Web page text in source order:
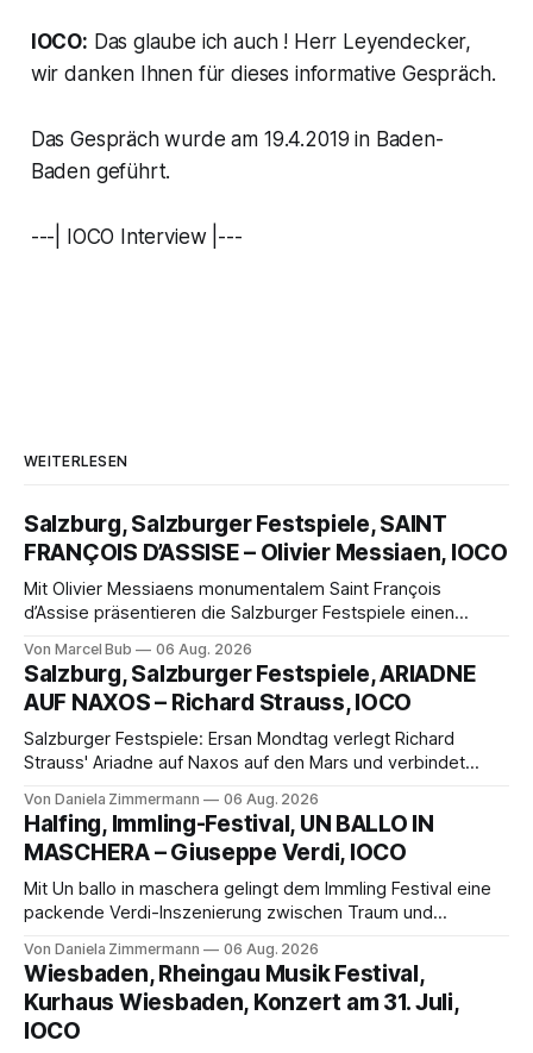
IOCO: Das glaube ich auch ! Herr Leyendecker,
wir danken Ihnen für dieses informative Gespräch.
Das Gespräch wurde am 19.4.2019 in Baden-
Baden geführt.
---| IOCO Interview |---
WEITERLESEN
Salzburg, Salzburger Festspiele, SAINT
FRANÇOIS D’ASSISE – Olivier Messiaen, IOCO
Mit Olivier Messiaens monumentalem Saint François
d’Assise präsentieren die Salzburger Festspiele einen
eine bildgewaltige Inszenierung, Maxime Pascal entfaltet
die komplexe Partitur eindrucksvoll, Philippe Sly berührt als
Franziskus.
Von Marcel Bub 06 Aug. 2026
Salzburg, Salzburger Festspiele, ARIADNE
AUF NAXOS – Richard Strauss, IOCO
Salzburger Festspiele: Ersan Mondtag verlegt Richard
Strauss' Ariadne auf Naxos auf den Mars und verbindet
Aufführung mit starken Solisten und den Wiener
Philharmonikern, szenisch bleibt der zweite Akt jedoch
hinter den Erwartungen zurück.
Von Daniela Zimmermann 06 Aug. 2026
Halfing, Immling-Festival, UN BALLO IN
MASCHERA – Giuseppe Verdi, IOCO
Mit Un ballo in maschera gelingt dem Immling Festival eine
packende Verdi-Inszenierung zwischen Traum und
psychologische Tiefe mit starken Bildern, getragen von
einem spielfreudigen Ensemble und einer musikalisch
überzeugenden Gesamtleistung.
Von Daniela Zimmermann 06 Aug. 2026
Wiesbaden, Rheingau Musik Festival,
Kurhaus Wiesbaden, Konzert am 31. Juli,
IOCO